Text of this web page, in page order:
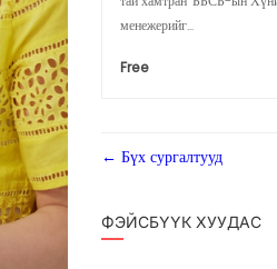
менежерийг...
Free
Бүх сургалтууд
ФЭЙСБҮҮК ХУУДАС